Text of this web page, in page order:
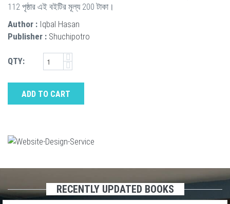
112 পৃষ্ঠার এই বইটির মূল্য 200 টাকা।
Author : Iqbal Hasan
Publisher : Shuchipotro
QTY:
ADD TO CART
RECENTLY UPDATED BOOKS